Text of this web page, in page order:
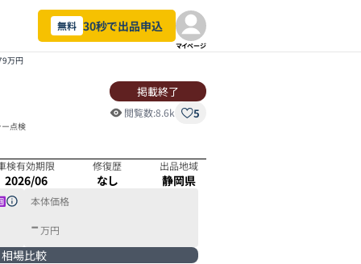
無料 30秒で出品申込
マイページ
万円
ー点検
掲載終了
閲覧数:8.6k 5
検有効期限
2026/06
修復歴
なし
出品地域
静岡県
本体価格
- 万円
相場比較